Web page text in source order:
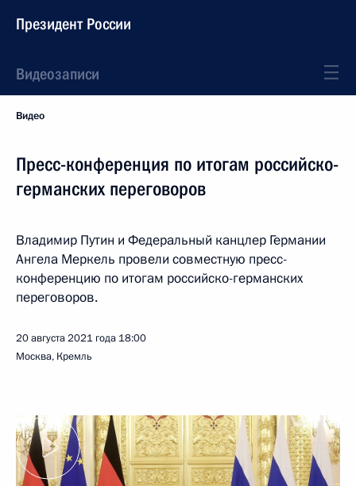
Президент России
Видеозаписи
Видео
Пресс-конференция по итогам российско-
германских переговоров
Владимир Путин и Федеральный канцлер Германии
Ангела Меркель провели совместную пресс-
конференцию по итогам российско-германских
переговоров.
20 августа 2021 года 18:00
Москва, Кремль